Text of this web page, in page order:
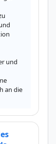
und
an die